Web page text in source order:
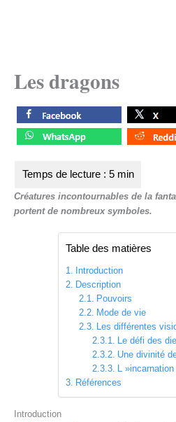
Les dragons
Créatures incontournables de la
portent de nombreux symboles.
Table des matières
Introduction
Description
Pouvoirs
Mode de vie
Les différentes
Le défi des
Une divinité
L »incarnation
Références
Introduction